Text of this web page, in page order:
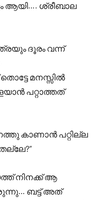
ആയി…. ശ്രീബാല
ദൂരം വന്ന്
മനസ്സിൽ
പറ്റാത്തത്
കാണാൻ പറ്റില്ല
നിനക്ക് ആ
ബട്ട്‌ അത്